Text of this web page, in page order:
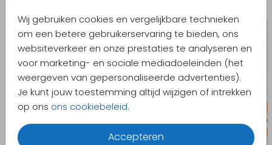
Wij gebruiken cookies en vergelijkbare technieken
om een betere gebruikerservaring te bieden, ons
websiteverkeer en onze prestaties te analyseren en
voor marketing- en sociale mediadoeleinden (het
weergeven van gepersonaliseerde advertenties).
Je kunt jouw toestemming altijd wijzigen of intrekken
op ons ons cookiebeleid.
Accepteren